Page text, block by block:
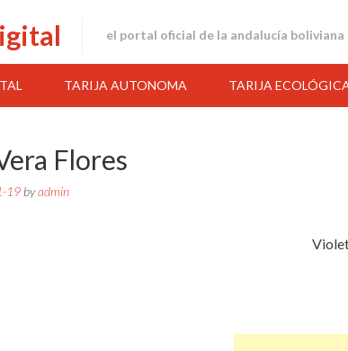
el portal oficial de la andalucía boliviana
TARIJA AUTONOMA TARIJA
Flores
19 byadmin